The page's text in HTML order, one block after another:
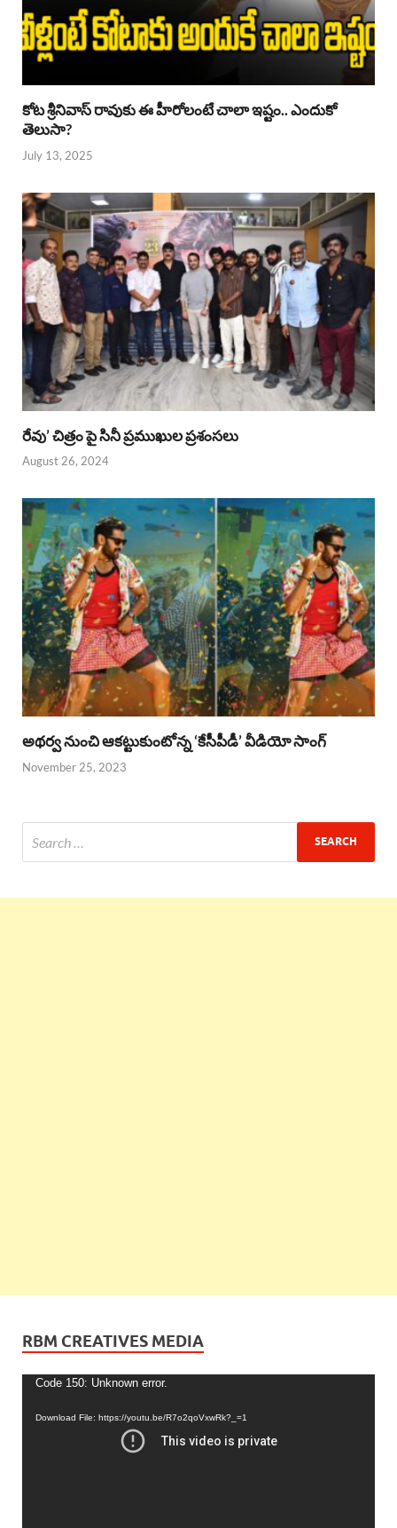
కోట శ్రీనివాస్ రావుకు ఈ హీరోలంటే చాలా ఇష్టం.. ఎందుకో
తెలుసా?
July 13, 2025
రేవు’ చిత్రం పై సినీ ప్రముఖుల ప్రశంసలు
August 26, 2024
అథర్వ నుంచి ఆకట్టుకుంటోన్న ‘కేసీపీడీ’ వీడియో సాంగ్
November 25, 2023
RBM CREATIVES MEDIA
Video
Code 150: Unknown error.
Download File: https://youtu.be/R7o2qoVxwRk?_=1